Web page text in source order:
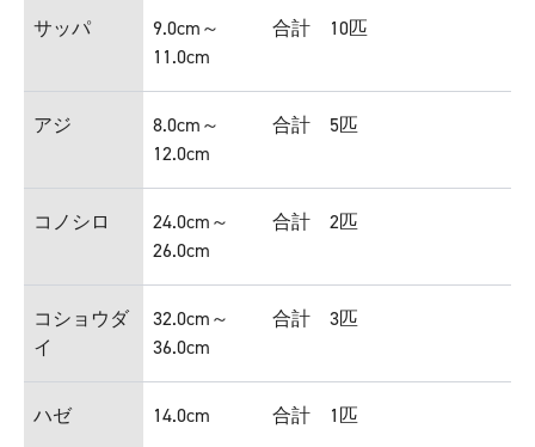
サッパ
9.0cm～
11.0cm
合計 10匹
アジ
8.0cm～
12.0cm
合計 5匹
コノシロ
24.0cm～
26.0cm
合計 2匹
コショウダ
イ
32.0cm～
36.0cm
合計 3匹
ハゼ 14.0cm 合計 1匹